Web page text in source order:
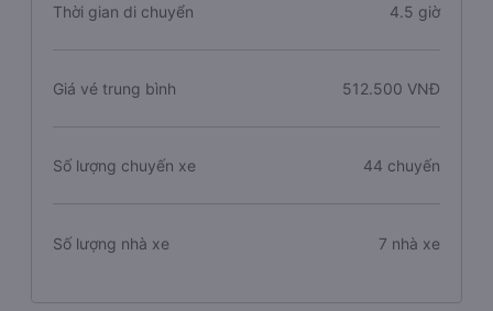
Thời gian di chuyển 4.5 giờ
Giá vé trung bình 512.500 VNĐ
Số lượng chuyến xe 44 chuyến
Số lượng nhà xe 7 nhà xe